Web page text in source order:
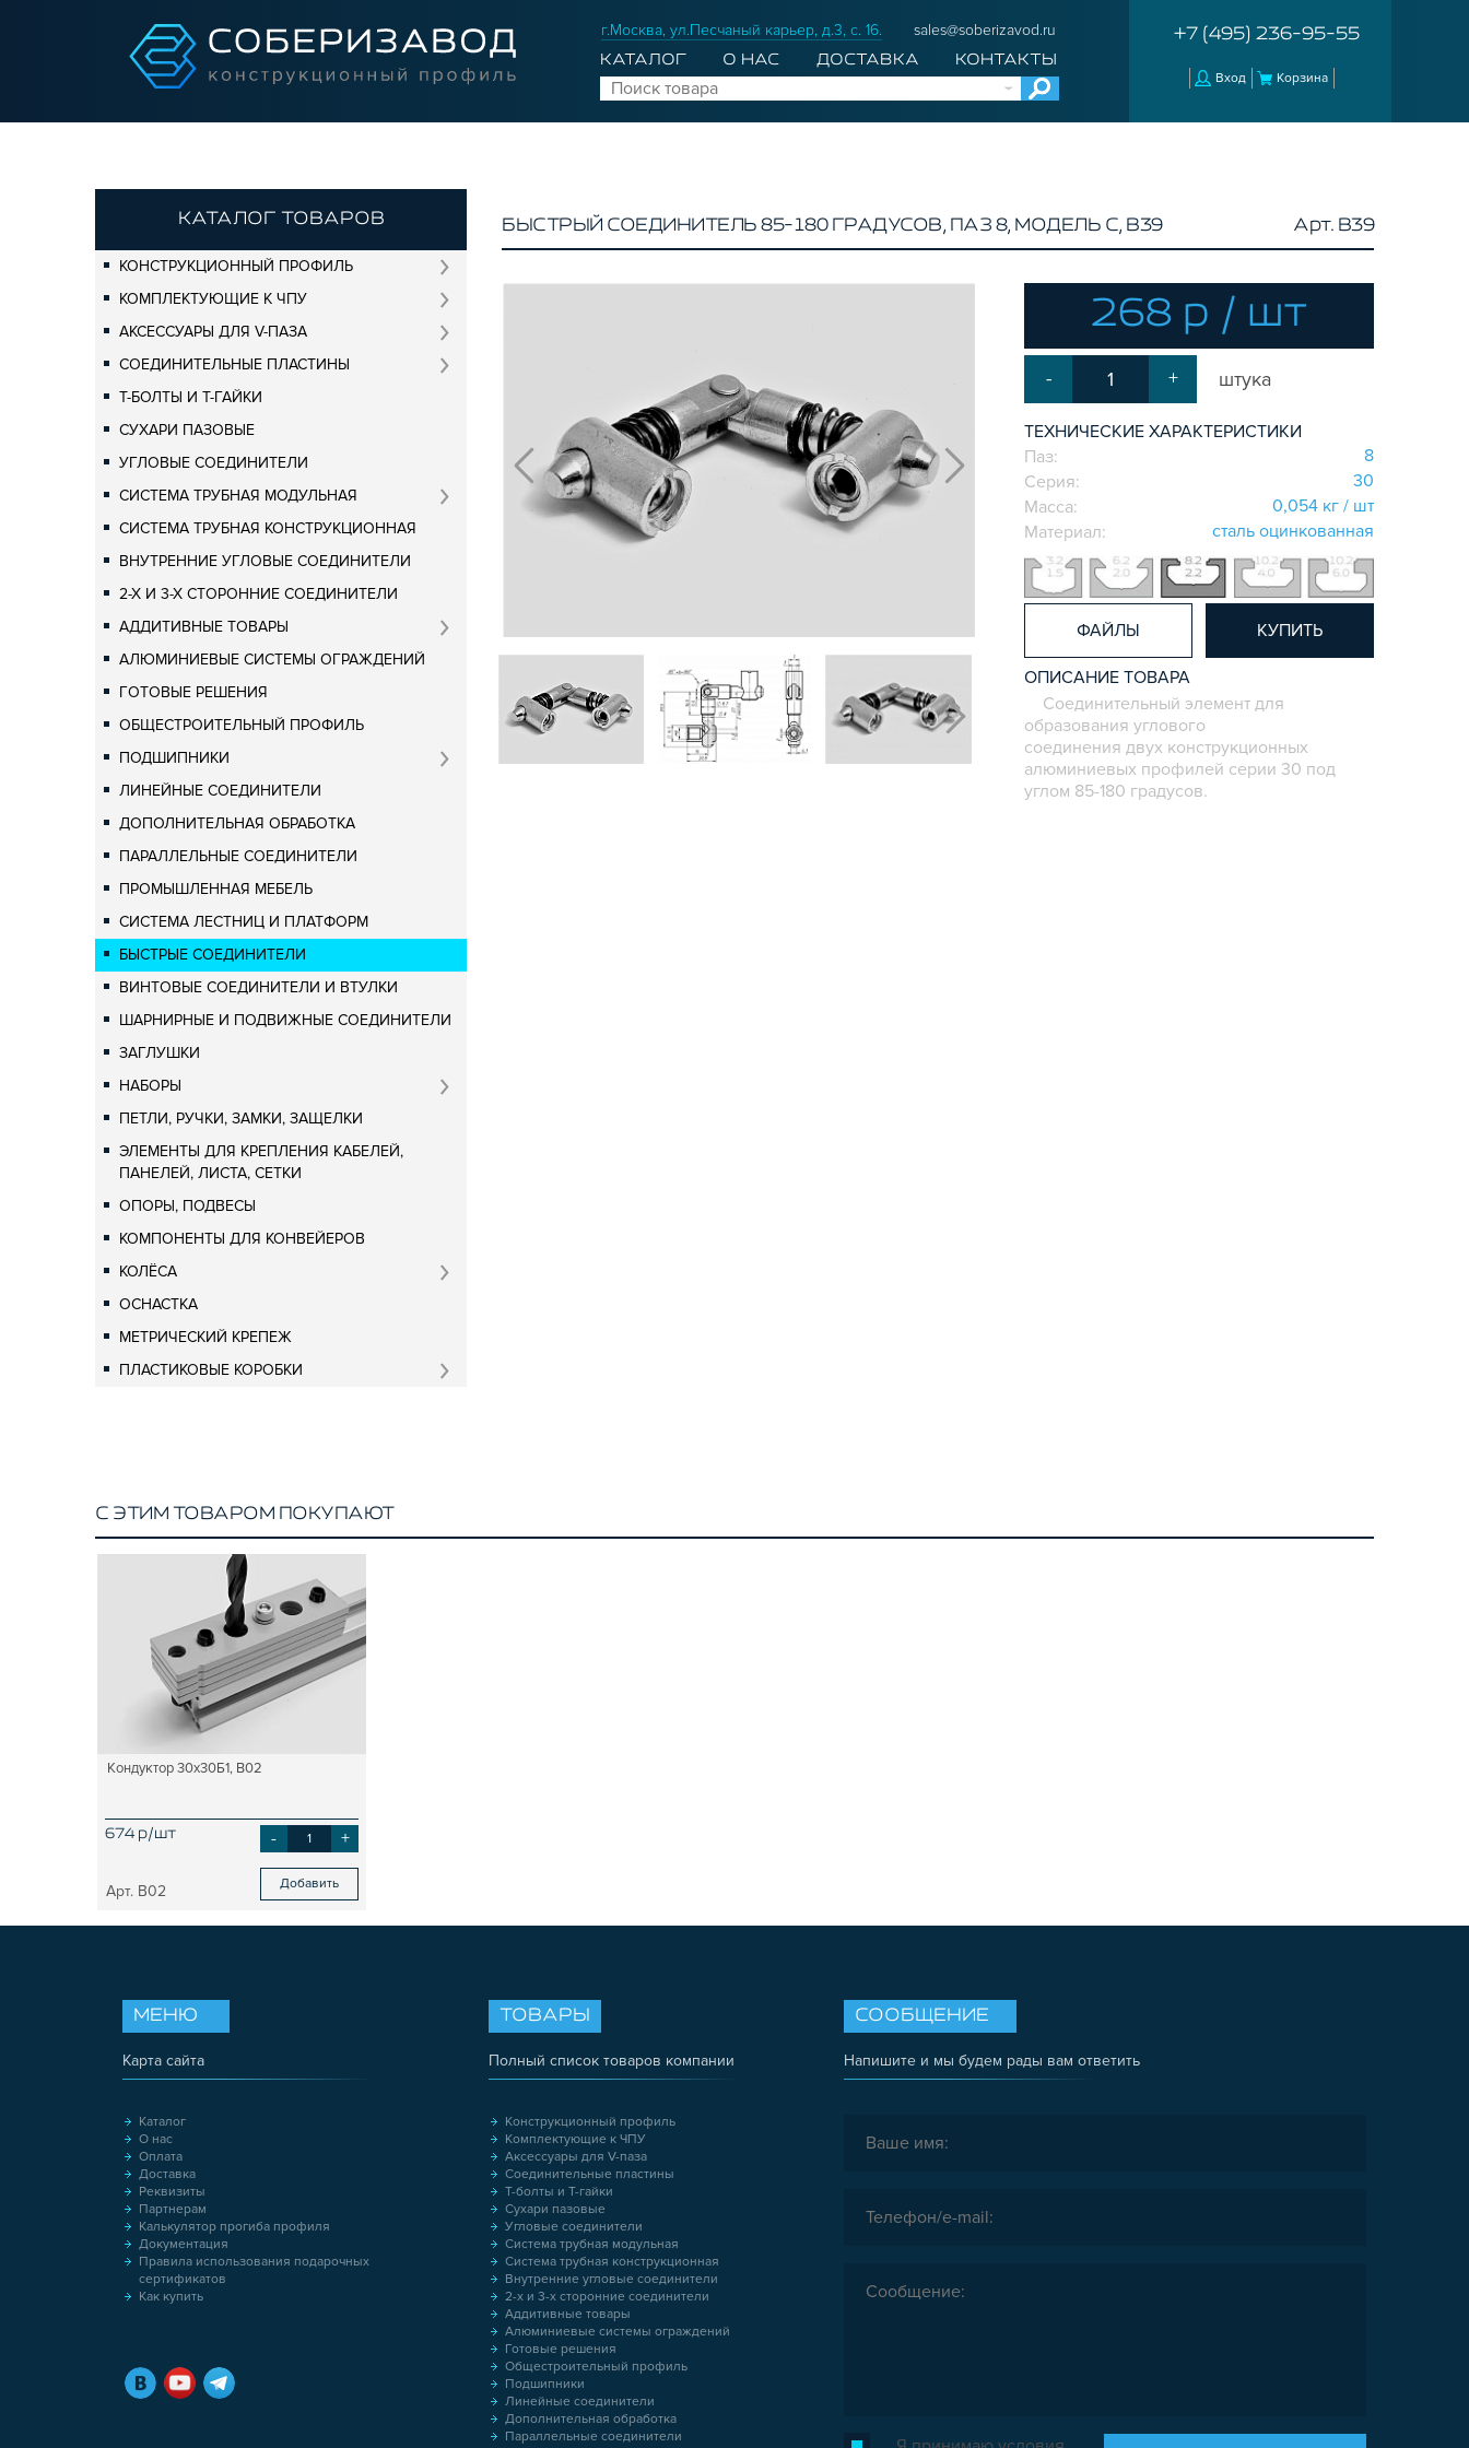
г.Москва, ул.Песчаный карьер, д.3, с. 16. sales@soberizavod.ru
КАТАЛОГ О НАС ДОСТАВКА КОНТАКТЫ
+7 (495) 236-95-55
Вход Корзина
КАТАЛОГ ТОВАРОВ
КОНСТРУКЦИОННЫЙ ПРОФИЛЬ
КОМПЛЕКТУЮЩИЕ К ЧПУ
АКСЕССУАРЫ ДЛЯ V-ПАЗА
СОЕДИНИТЕЛЬНЫЕ ПЛАСТИНЫ
Т-БОЛТЫ И Т-ГАЙКИ
СУХАРИ ПАЗОВЫЕ
УГЛОВЫЕ СОЕДИНИТЕЛИ
СИСТЕМА ТРУБНАЯ МОДУЛЬНАЯ
СИСТЕМА ТРУБНАЯ КОНСТРУКЦИОННАЯ
ВНУТРЕННИЕ УГЛОВЫЕ СОЕДИНИТЕЛИ
2-Х И 3-Х СТОРОННИЕ СОЕДИНИТЕЛИ
АДДИТИВНЫЕ ТОВАРЫ
АЛЮМИНИЕВЫЕ СИСТЕМЫ ОГРАЖДЕНИЙ
ГОТОВЫЕ РЕШЕНИЯ
ОБЩЕСТРОИТЕЛЬНЫЙ ПРОФИЛЬ
ПОДШИПНИКИ
ЛИНЕЙНЫЕ СОЕДИНИТЕЛИ
ДОПОЛНИТЕЛЬНАЯ ОБРАБОТКА
ПАРАЛЛЕЛЬНЫЕ СОЕДИНИТЕЛИ
ПРОМЫШЛЕННАЯ МЕБЕЛЬ
СИСТЕМА ЛЕСТНИЦ И ПЛАТФОРМ
БЫСТРЫЕ СОЕДИНИТЕЛИ
ВИНТОВЫЕ СОЕДИНИТЕЛИ И ВТУЛКИ
ШАРНИРНЫЕ И ПОДВИЖНЫЕ СОЕДИНИТЕЛИ
ЗАГЛУШКИ
НАБОРЫ
ПЕТЛИ, РУЧКИ, ЗАМКИ, ЗАЩЕЛКИ
ЭЛЕМЕНТЫ ДЛЯ КРЕПЛЕНИЯ КАБЕЛЕЙ,
ПАНЕЛЕЙ, ЛИСТА, СЕТКИ
ОПОРЫ, ПОДВЕСЫ
КОМПОНЕНТЫ ДЛЯ КОНВЕЙЕРОВ
КОЛЁСА
ОСНАСТКА
МЕТРИЧЕСКИЙ КРЕПЕЖ
ПЛАСТИКОВЫЕ КОРОБКИ
БЫСТРЫЙ СОЕДИНИТЕЛЬ 85-180 ГРАДУСОВ, ПАЗ 8, МОДЕЛЬ C, B39 Арт. B39
268 р / шт
- + штука
ТЕХНИЧЕСКИЕ ХАРАКТЕРИСТИКИ
Паз:
8
Серия:
30
Масса:
0,054 кг / шт
Материал:
сталь оцинкованная
ФАЙЛЫ КУПИТЬ
ОПИСАНИЕ ТОВАРА
Соединительный элемент для
образования углового
соединения двух конструкционных
алюминиевых профилей серии 30 под
углом 85-180 градусов.
С ЭТИМ ТОВАРОМ ПОКУПАЮТ
Кондуктор 30х30Б1, B02
674 р/шт - +
B02 Добавить
СООБЩЕНИЕ
Напишите и мы будем рады вам ответить
ТОВАРЫ
Полный список товаров компании
Конструкционный профиль
Комплектующие к ЧПУ
Аксессуары для V-паза
Соединительные пластины
Т-болты и Т-гайки
Сухари пазовые
Угловые соединители
Система трубная модульная
Система трубная конструкционная
Внутренние угловые соединители
2-х и 3-х сторонние соединители
Аддитивные товары
Алюминиевые системы ограждений
Готовые решения
Общестроительный профиль
Подшипники
Линейные соединители
Дополнительная обработка
Параллельные соединители
МЕНЮ
Карта сайта
Каталог
О нас
Оплата
Доставка
Реквизиты
Партнерам
Калькулятор прогиба профиля
Документация
Правила использования подарочных
сертификатов
Как купить